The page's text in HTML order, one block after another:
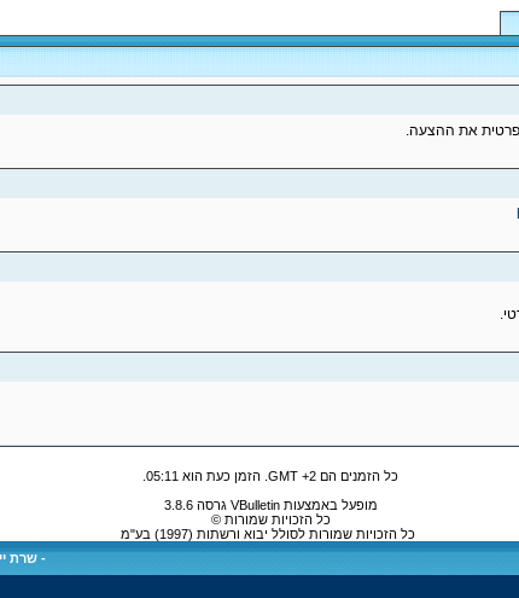
פרטית את ההצעה.
כל הזמנים הם GMT +2. הזמן כעת הוא 05:11
מופעל באמצעות VBulletin גרסה 3.8.6
כל הזכויות שמורות ©
כל הזכויות שמורות לסולל יבוא ורשתות (1997) בע"מ
- שרת